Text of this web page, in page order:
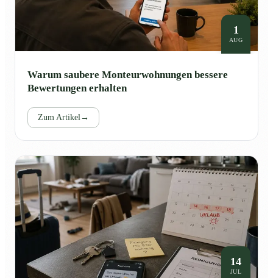
1
AUG
Warum saubere Monteurwohnungen bessere
Bewertungen erhalten
Zum Artikel →
14
JUL